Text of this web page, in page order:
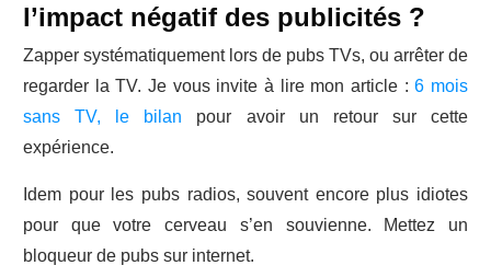
l’impact négatif des publicités ?
Zapper systématiquement lors de pubs TVs, ou arrêter de
regarder la TV. Je vous invite à lire mon article : 6 mois
sans TV, le bilan pour avoir un retour sur cette
expérience.
Idem pour les pubs radios, souvent encore plus idiotes
pour que votre cerveau s’en souvienne. Mettez un
bloqueur de pubs sur internet.